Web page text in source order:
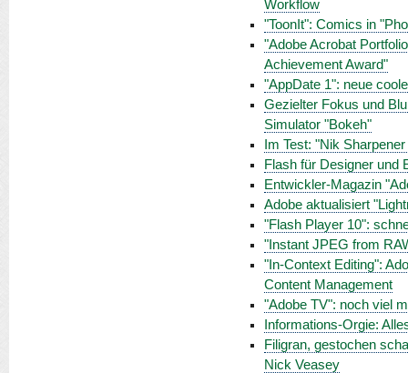
Workflow
"ToonIt": Comics in
"Adobe Acrobat
Achievement Award"
"AppDate 1": neue
Gezielter Fokus und
Simulator "Bokeh"
Im Test: "Nik
Flash für Designer und
Entwickler-Magazin
Adobe aktualisiert
"Flash Player 10":
"Instant JPEG from
"In-Context Editing":
Content Management
"Adobe TV": noch viel
Informations-Orgie:
Filigran, gestochen
Nick Veasey